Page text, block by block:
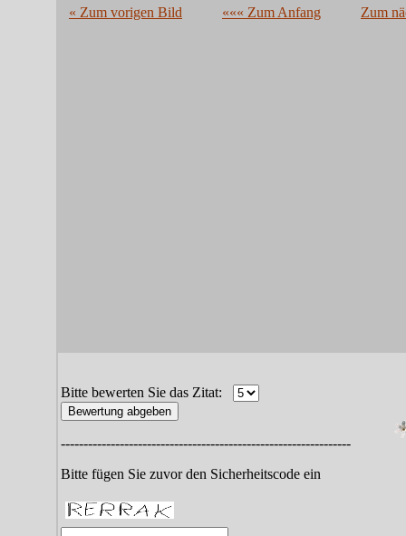
« Zum vorigen Bild ««« Zum Anfang Zum
Bitte bewerten Sie das Zitat:
----------------------------------------------------------------
Bitte fügen Sie zuvor den Sicherheitscode ein